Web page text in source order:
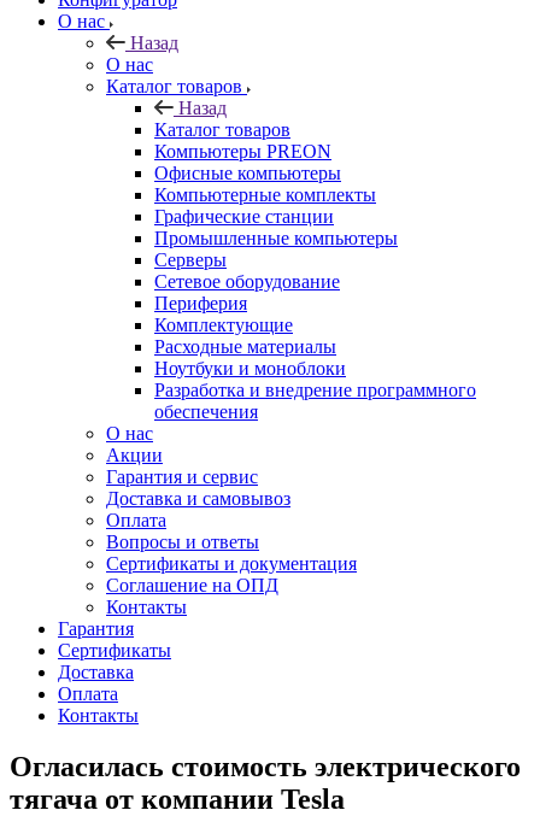
О нас
Назад
О нас
Каталог товаров
Назад
Каталог товаров
Компьютеры PREON
Офисные компьютеры
Компьютерные комплекты
Графические станции
Промышленные компьютеры
Серверы
Сетевое оборудование
Периферия
Комплектующие
Расходные материалы
Ноутбуки и моноблоки
Разработка и внедрение программного
обеспечения
О нас
Акции
Гарантия и сервис
Доставка и самовывоз
Оплата
Вопросы и ответы
Сертификаты и документация
Соглашение на ОПД
Контакты
Гарантия
Сертификаты
Доставка
Оплата
Контакты
Огласилась стоимость электрического
тягача от компании Tesla